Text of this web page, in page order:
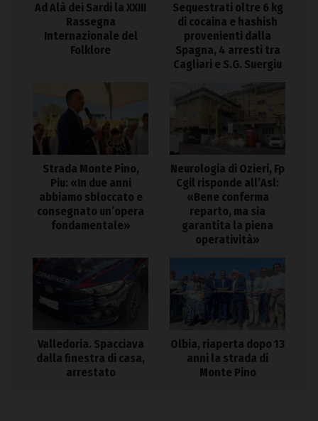
Ad Alà dei Sardi la XXIII
Rassegna
Internazionale del
Folklore
Sequestrati oltre 6 kg
di cocaina e hashish
provenienti dalla
Spagna, 4 arresti tra
Cagliari e S.G. Suergiu
Strada Monte Pino,
Piu: «In due anni
abbiamo sbloccato e
consegnato un’opera
fondamentale»
Neurologia di Ozieri, Fp
Cgil risponde all’Asl:
«Bene conferma
reparto, ma sia
garantita la piena
operatività»
Valledoria. Spacciava
dalla finestra di casa,
arrestato
Olbia, riaperta dopo 13
anni la strada di
Monte Pino